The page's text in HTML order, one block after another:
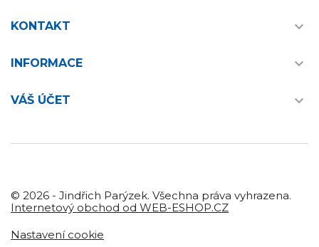
KONTAKT 
INFORMACE 
VÁŠ ÚČET 
© 2026 - Jindřich Parýzek. Všechna práva vyhrazena.
Internetový obchod od WEB-ESHOP.CZ
Nastavení cookie